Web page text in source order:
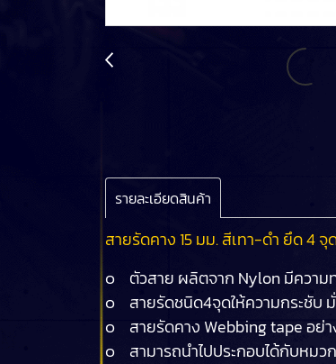
รายละเอียดสินค้า
สายรัดคาง 15 มม. สีเทา-ดำ ยึด 4 จุ
๐ ตัวสาย ผลิตจาก Nylon มีความ
๐ สายรัดชนิด4จุดให้ความกระชับ มั่
๐ สายรัดคาง Webbing tape อย่า
๐ สามารถนำไปประกอบได้กับหมว